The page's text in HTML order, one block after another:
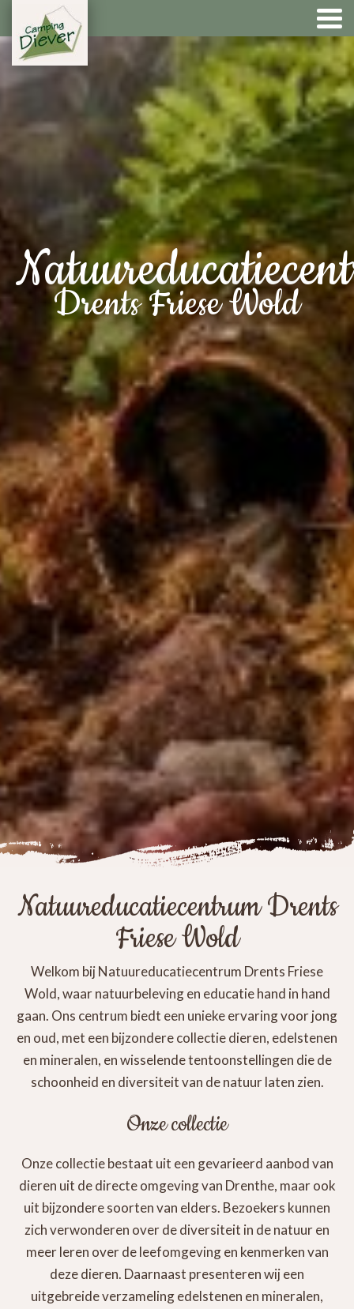
Drents Friese Wold
Natuureducatiecentrum Drents
Friese Wold
Welkom bij Natuureducatiecentrum Drents Friese
Wold, waar natuurbeleving en educatie hand in hand
gaan. Ons centrum biedt een unieke ervaring voor jong
en oud, met een bijzondere collectie dieren, edelstenen
en mineralen, en wisselende tentoonstellingen die de
schoonheid en diversiteit van de natuur laten zien.
Onze collectie
Onze collectie bestaat uit een gevarieerd aanbod van
dieren uit de directe omgeving van Drenthe, maar ook
uit bijzondere soorten van elders. Bezoekers kunnen
zich verwonderen over de diversiteit in de natuur en
meer leren over de leefomgeving en kenmerken van
deze dieren. Daarnaast presenteren wij een
uitgebreide verzameling edelstenen en mineralen,